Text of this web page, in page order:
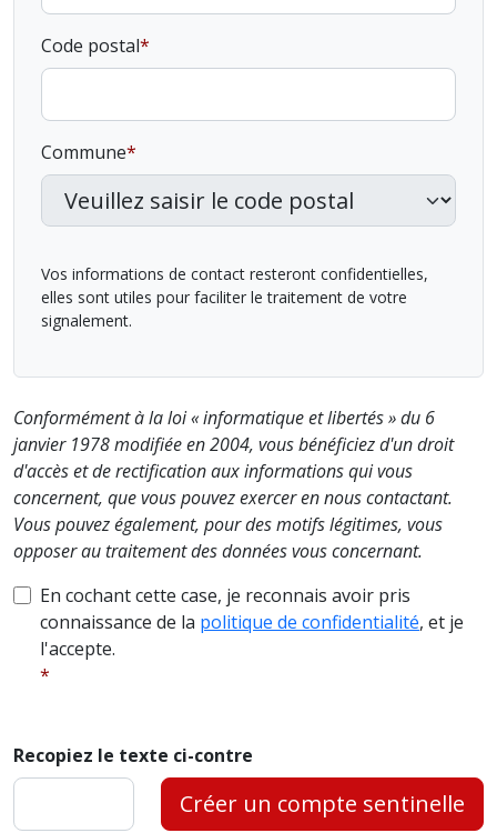
Code postal
Commune
Vos informations de contact resteront confidentielles,
elles sont utiles pour faciliter le traitement de votre
signalement.
Conformément à la loi « informatique et libertés » du 6
janvier 1978 modifiée en 2004, vous bénéficiez d'un droit
d'accès et de rectification aux informations qui vous
concernent, que vous pouvez exercer en nous contactant.
Vous pouvez également, pour des motifs légitimes, vous
opposer au traitement des données vous concernant.
En cochant cette case, je reconnais avoir pris
connaissance de la politique de confidentialité, et je
l'accepte.
Recopiez le texte ci-contre
Créer un compte sentinelle